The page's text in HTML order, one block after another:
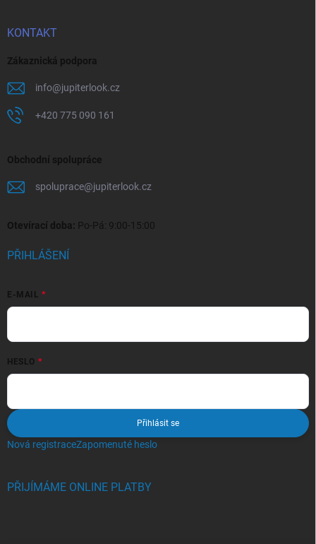
KONTAKT
Zákaznická podpora
info@jupiterlook.cz
+420 775 090 161
Obchodní spolupráce
spoluprace@jupiterlook.cz
Otevírací doba: Po-Pá: 9:00-15:00
PŘIHLÁŠENÍ
E-MAIL
HESLO
Přihlásit se
Nová registraceZapomenuté heslo
PŘIJÍMÁME ONLINE PLATBY